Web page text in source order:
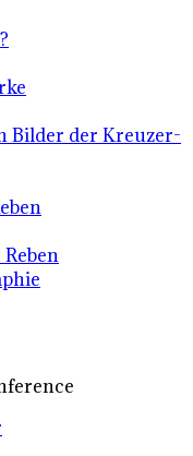
Bilder der Kreuzer-